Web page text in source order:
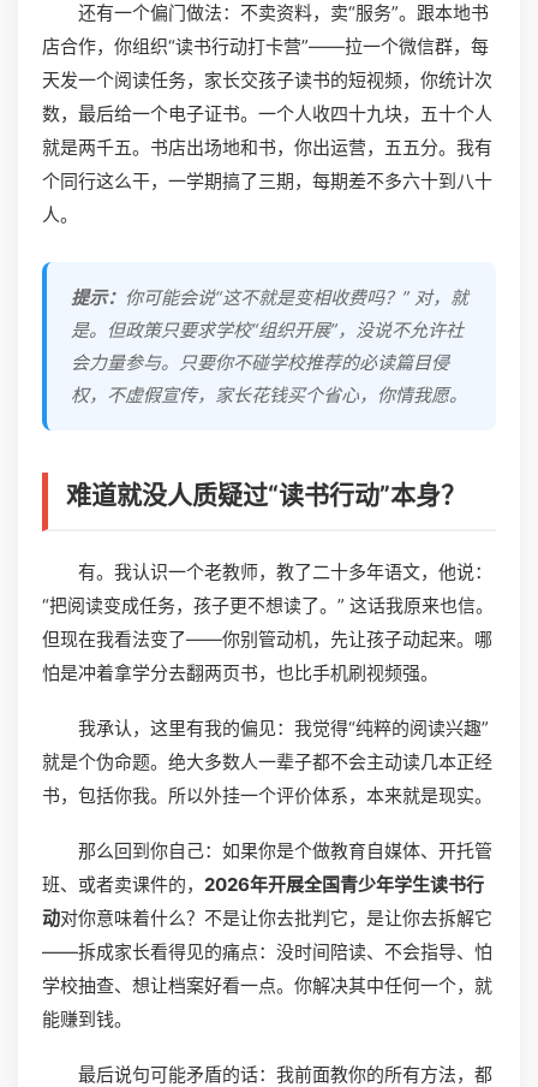
还有一个偏门做法：不卖资料，卖“服务”。跟本地书
店合作，你组织“读书行动打卡营”——拉一个微信群，每
天发一个阅读任务，家长交孩子读书的短视频，你统计次
数，最后给一个电子证书。一个人收四十九块，五十个人
就是两千五。书店出场地和书，你出运营，五五分。我有
个同行这么干，一学期搞了三期，每期差不多六十到八十
人。
提示： 你可能会说“这不就是变相收费吗？” 对，就
是。但政策只要求学校“组织开展”，没说不允许社
会力量参与。只要你不碰学校推荐的必读篇目侵
权，不虚假宣传，家长花钱买个省心，你情我愿。
难道就没人质疑过“读书行动”本身？
有。我认识一个老教师，教了二十多年语文，他说：
“把阅读变成任务，孩子更不想读了。” 这话我原来也信。
但现在我看法变了——你别管动机，先让孩子动起来。哪
怕是冲着拿学分去翻两页书，也比手机刷视频强。
我承认，这里有我的偏见：我觉得“纯粹的阅读兴趣”
就是个伪命题。绝大多数人一辈子都不会主动读几本正经
书，包括你我。所以外挂一个评价体系，本来就是现实。
那么回到你自己：如果你是个做教育自媒体、开托管
班、或者卖课件的， 2026年开展全国青少年学生读书行
动对你意味着什么？不是让你去批判它，是让你去拆解它
——拆成家长看得见的痛点：没时间陪读、不会指导、怕
学校抽查、想让档案好看一点。你解决其中任何一个，就
能赚到钱。
最后说句可能矛盾的话：我前面教你的所有方法，都